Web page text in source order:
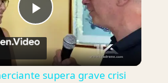
Play
Video
supera grave crisi